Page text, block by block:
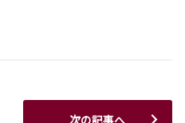
次の記事へ